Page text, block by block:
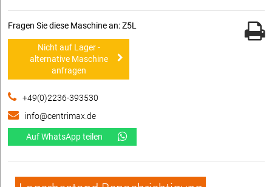
Fragen Sie diese Maschine an: Z5L
Nicht auf Lager -
alternative Maschine
anfragen
+49(0)2236-393530
info@centrimax.de
Auf WhatsApp teilen